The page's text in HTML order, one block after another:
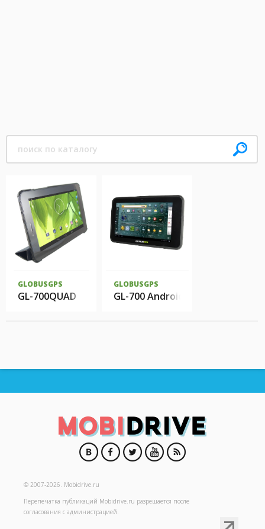
GLOBUSGPS
GL-700QUAD
GLOBUSGPS
GL-700 Android
© 2007-2026. Mobidrive.ru
Перепечатка публикаций Mobidrive.ru разрешается после
согласования с администрацией.